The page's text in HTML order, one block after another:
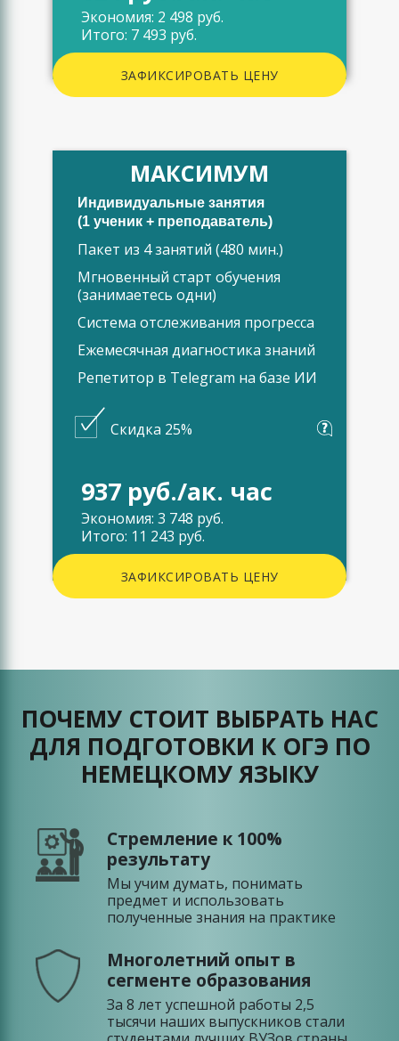
Экономия: 2 498 руб.
Итого: 7 493 руб.
ЗАФИКСИРОВАТЬ ЦЕНУ
МАКСИМУМ
Индивидуальные занятия
(1 ученик + преподаватель)
Пакет из 4 занятий (480 мин.)
Мгновенный старт обучения
(занимаетесь одни)
Система отслеживания прогресса
Ежемесячная диагностика знаний
Репетитор в Telegram на базе ИИ
Скидка 25%
937 руб./ак. час
Экономия: 3 748 руб.
Итого: 11 243 руб.
ЗАФИКСИРОВАТЬ ЦЕНУ
ПОЧЕМУ СТОИТ ВЫБРАТЬ НАС
ДЛЯ ПОДГОТОВКИ К ОГЭ ПО
НЕМЕЦКОМУ ЯЗЫКУ
Стремление к 100%
результату
Мы учим думать, понимать
предмет и использовать
полученные знания на практике
Многолетний опыт в
сегменте образования
За 8 лет успешной работы 2,5
тысячи наших выпускников стали